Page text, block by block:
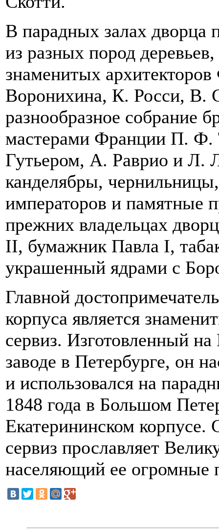
В парадных залах дворца
из разных пород
знаменитых
Воронихина, К. Росси, В.
разнообразное собрание
мастерами Франции П.
Гутьером, А. Раврио и Л.
канделябры,
императоров и памятные
прежних владельцах
II, бумажник Павла I,
украшенный ядрами с
Главной
корпуса является
сервиз. Изготовленный
заводе в Петербурге, он
и использовался на
1848 года в Большом
Екатерининском
сервиз прославляет
населяющий ее огромные